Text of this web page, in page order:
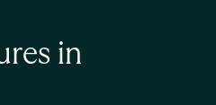
in